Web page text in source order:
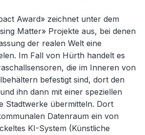
Award» zeichnet unter dem
Matter» Projekte aus, bei denen
der realen Welt eine
Im Fall von Hürth handelt es
die im Inneren von
befestigt sind, dort den
ihn dann mit einer speziellen
Stadtwerke übermitteln. Dort
Datenraum ein von
KI-System (Künstliche